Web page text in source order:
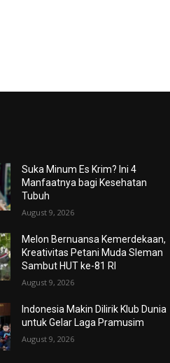
Suka Minum Es Krim? Ini 4
Manfaatnya bagi Kesehatan
Tubuh
August 9, 2026
Melon Bernuansa Kemerdekaan,
Kreativitas Petani Muda Sleman
Sambut HUT ke-81 RI
August 9, 2026
Indonesia Makin Dilirik Klub Dunia
untuk Gelar Laga Pramusim
August 9, 2026